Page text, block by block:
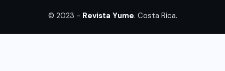
© 2023 - Revista Yume. Costa Rica.